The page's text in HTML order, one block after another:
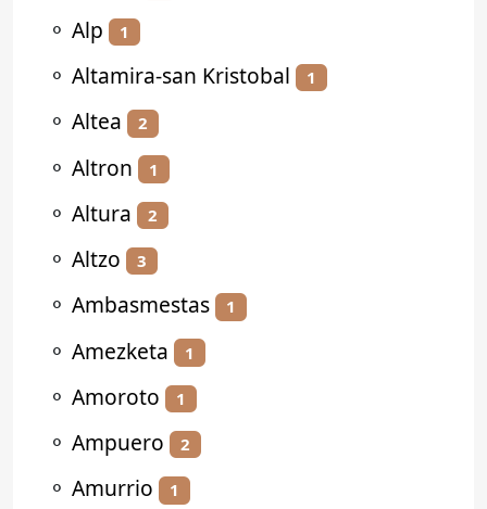
⚬ Alp 1
⚬ Altamira-san Kristobal 1
⚬ Altea 2
⚬ Altron 1
⚬ Altura 2
⚬ Altzo 3
⚬ Ambasmestas 1
⚬ Amezketa 1
⚬ Amoroto 1
⚬ Ampuero 2
⚬ Amurrio 1